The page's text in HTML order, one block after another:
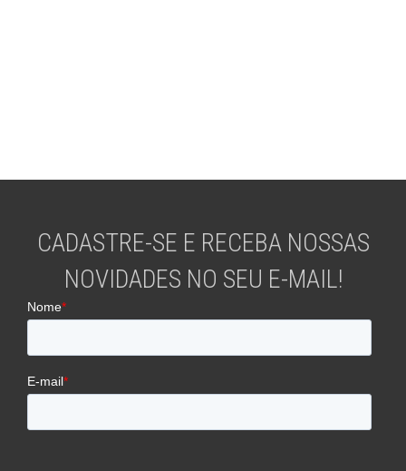
CADASTRE-SE E RECEBA NOSSAS
NOVIDADES NO SEU E-MAIL!